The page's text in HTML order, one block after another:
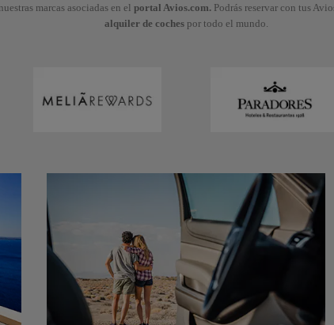
marcas asociadas en el portal Avios.com.Podrás reservar con tus
alquiler de cochespor todo el mundo.